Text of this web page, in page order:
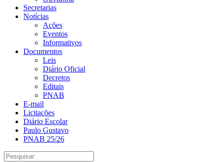
Secretarias
Notícias
Ações
Eventos
Informativos
Documentos
Leis
Diário Oficial
Decretos
Editais
PNAB
E-mail
Licitações
Diário Escolar
Paulo Gustavo
PNAB 25/26